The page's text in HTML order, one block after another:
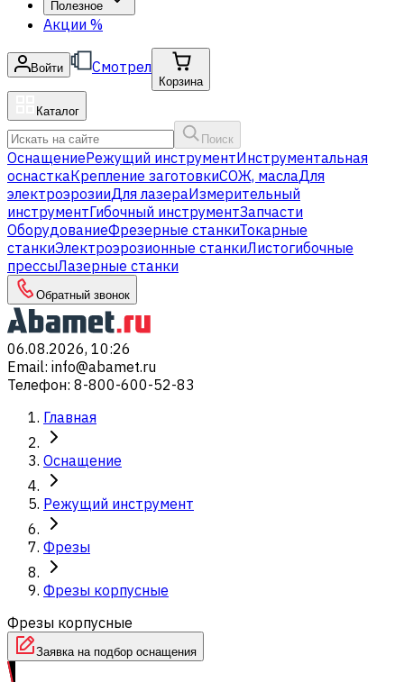
Полезное
Акции %
Войти Смотрел
Корзина
Каталог
Поиск
ОснащениеРежущий инструментИнструментальная
оснасткаКрепление заготовкиСОЖ, маслаДля
электроэрозииДля лазераИзмерительный
инструментГибочный инструментЗапчасти
ОборудованиеФрезерные станкиТокарные
станкиЭлектроэрозионные станкиЛистогибочные
прессыЛазерные станки
Обратный звонок
06.08.2026, 10:26
Email: info@abamet.ru
Телефон: 8-800-600-52-83
Главная
Оснащение
Режущий инструмент
Фрезы
Фрезы корпусные
Фрезы корпусные
Заявка на подбор оснащения